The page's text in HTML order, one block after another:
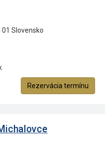
01 Slovensko
Rezervácia termínu